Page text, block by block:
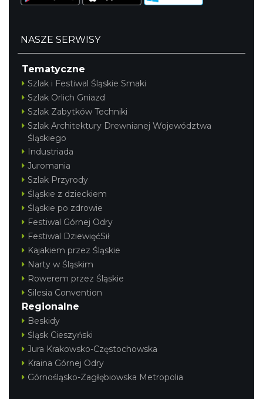
NASZE SERWISY
Tematyczne
Szlak i Festiwal Śląskie Smaki
Szlak Orlich Gniazd
Szlak Zabytków Techniki
Szlak Architektury Drewnianej Województwa
Śląskiego
Industriada
Juromania
Szlak Przyrody
Śląskie z dzieckiem
Śląskie po zdrowie
Festiwal Górnej Odry
Festiwal DziewięćSił
Kajakiem przez Śląskie
Narty w Śląskim
Rowerem przez Śląskie
Silesia Convention
Regionalne
Beskidy
Śląsk Cieszyński
Jura Krakowsko-Częstochowska
Kraina Górnej Odry
Górnośląsko-Zagłębiowska Metropolia